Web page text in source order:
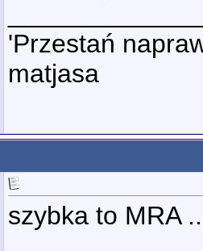
'Przestań
matjasa
szybka to MRA